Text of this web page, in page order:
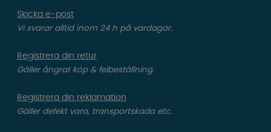
Skicka e-post
Vi svarar alltid inom 24 h på vardagar.
Registrera din retur
Gäller ångrat köp & felbeställning.
Registrera din reklamation
Gäller defekt vara, transportskada etc.